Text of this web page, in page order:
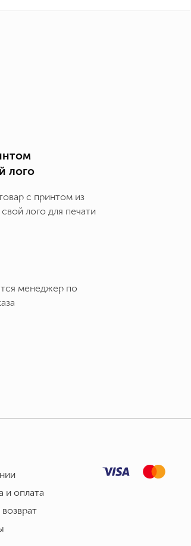
лого
с принтом из
лого для печати
менеджер по
и оплата